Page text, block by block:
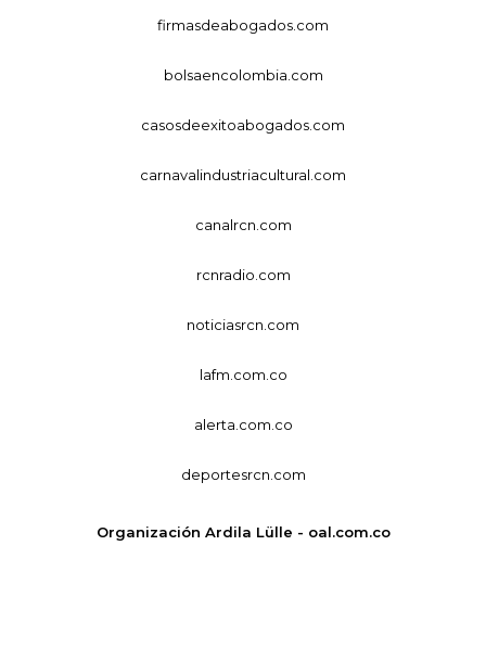
firmasdeabogados.com
bolsaencolombia.com
casosdeexitoabogados.com
carnavalindustriacultural.com
canalrcn.com
rcnradio.com
noticiasrcn.com
lafm.com.co
alerta.com.co
deportesrcn.com
Organización Ardila Lülle - oal.com.co